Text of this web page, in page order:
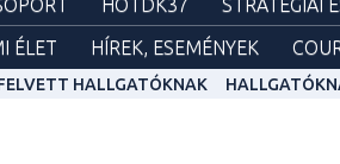
HOTDK37 STRATÉGIAI
ÉLET HÍREK, ESEMÉNYEK
HALLGATÓKNAK